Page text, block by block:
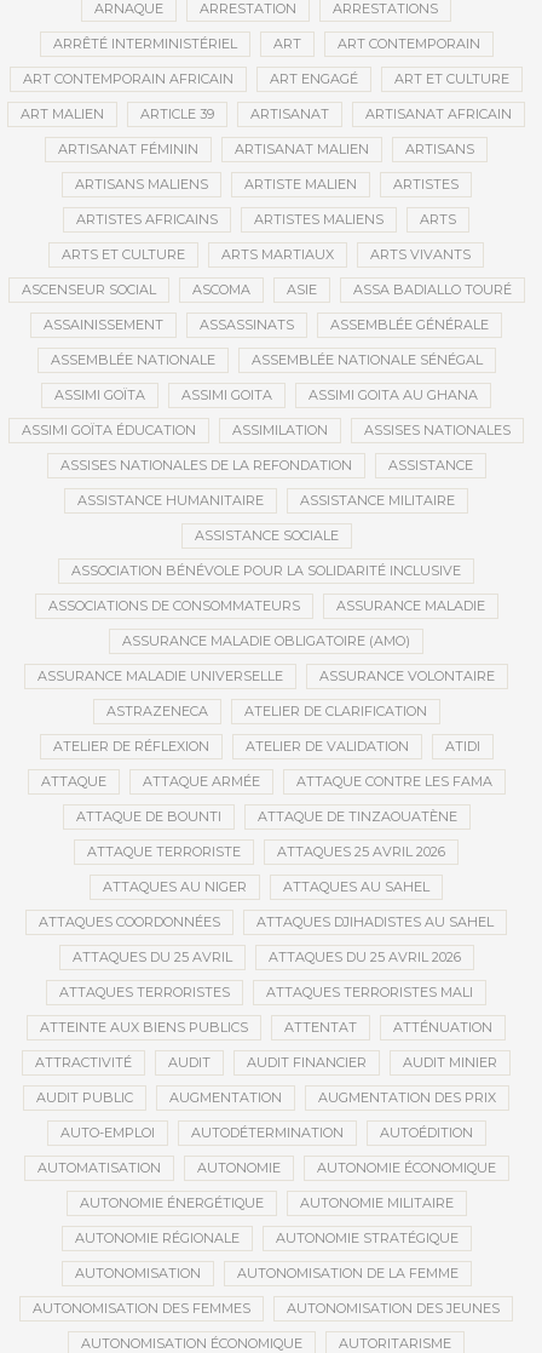
ARNAQUE ARRESTATION ARRESTATIONS
ARRÊTÉ INTERMINISTÉRIEL ART ART CONTEMPORAIN
ART CONTEMPORAIN AFRICAIN ART ENGAGÉ ART ET CULTURE
ART MALIEN ARTICLE 39 ARTISANAT ARTISANAT AFRICAIN
ARTISANAT FÉMININ ARTISANAT MALIEN ARTISANS
ARTISANS MALIENS ARTISTE MALIEN ARTISTES
ARTISTES AFRICAINS ARTISTES MALIENS ARTS
ARTS ET CULTURE ARTS MARTIAUX ARTS VIVANTS
ASCENSEUR SOCIAL ASCOMA ASIE ASSA BADIALLO TOURÉ
ASSAINISSEMENT ASSASSINATS ASSEMBLÉE GÉNÉRALE
ASSEMBLÉE NATIONALE ASSEMBLÉE NATIONALE SÉNÉGAL
ASSIMI GOÏTA ASSIMI GOITA ASSIMI GOITA AU GHANA
ASSIMI GOÏTA ÉDUCATION ASSIMILATION ASSISES NATIONALES
ASSISES NATIONALES DE LA REFONDATION ASSISTANCE
ASSISTANCE HUMANITAIRE ASSISTANCE MILITAIRE
ASSISTANCE SOCIALE
ASSOCIATION BÉNÉVOLE POUR LA SOLIDARITÉ INCLUSIVE
ASSOCIATIONS DE CONSOMMATEURS ASSURANCE MALADIE
ASSURANCE MALADIE OBLIGATOIRE (AMO)
ASSURANCE MALADIE UNIVERSELLE ASSURANCE VOLONTAIRE
ASTRAZENECA ATELIER DE CLARIFICATION
ATELIER DE RÉFLEXION ATELIER DE VALIDATION ATIDI
ATTAQUE ATTAQUE ARMÉE ATTAQUE CONTRE LES FAMA
ATTAQUE DE BOUNTI ATTAQUE DE TINZAOUATÈNE
ATTAQUE TERRORISTE ATTAQUES 25 AVRIL 2026
ATTAQUES AU NIGER ATTAQUES AU SAHEL
ATTAQUES COORDONNÉES ATTAQUES DJIHADISTES AU SAHEL
ATTAQUES DU 25 AVRIL ATTAQUES DU 25 AVRIL 2026
ATTAQUES TERRORISTES ATTAQUES TERRORISTES MALI
ATTEINTE AUX BIENS PUBLICS ATTENTAT ATTÉNUATION
ATTRACTIVITÉ AUDIT AUDIT FINANCIER AUDIT MINIER
AUDIT PUBLIC AUGMENTATION AUGMENTATION DES PRIX
AUTO-EMPLOI AUTODÉTERMINATION AUTOÉDITION
AUTOMATISATION AUTONOMIE AUTONOMIE ÉCONOMIQUE
AUTONOMIE ÉNERGÉTIQUE AUTONOMIE MILITAIRE
AUTONOMIE RÉGIONALE AUTONOMIE STRATÉGIQUE
AUTONOMISATION AUTONOMISATION DE LA FEMME
AUTONOMISATION DES FEMMES AUTONOMISATION DES JEUNES
AUTONOMISATION ÉCONOMIQUE AUTORITARISME